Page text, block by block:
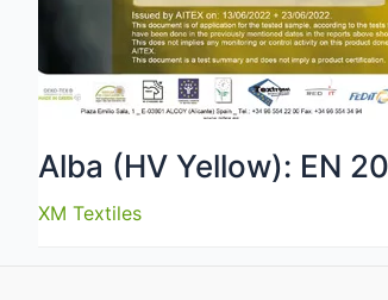
Alba (HV Yellow): EN
XM Textiles